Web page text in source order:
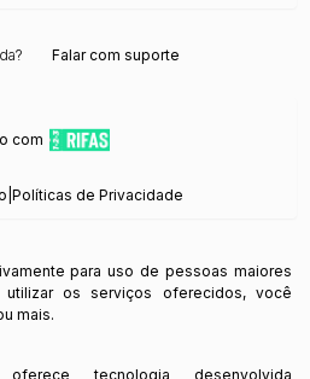
Falar com suporte
com
Políticas de Privacidade
para uso de pessoas maiores
os serviços oferecidos, você
mais.
tecnologia desenvolvida